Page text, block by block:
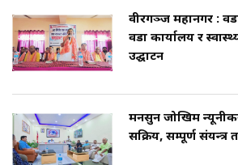
वीरगञ्ज महानगर :
वडा कार्यालय र
उद्घाटन
मनसुन जोखिम
सक्रिय, सम्पूर्ण संयन्त्र